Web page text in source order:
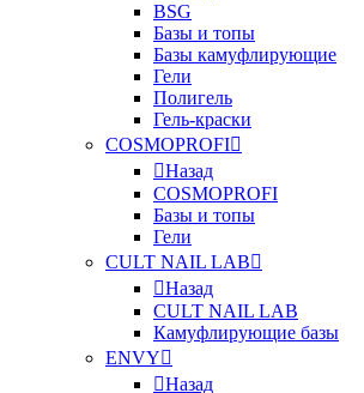
BSG
Базы и топы
Базы камуфлирующие
Гели
Полигель
Гель-краски
COSMOPROFI
Назад
COSMOPROFI
Базы и топы
Гели
CULT NAIL LAB
Назад
CULT NAIL LAB
Камуфлирующие базы
ENVY
Назад